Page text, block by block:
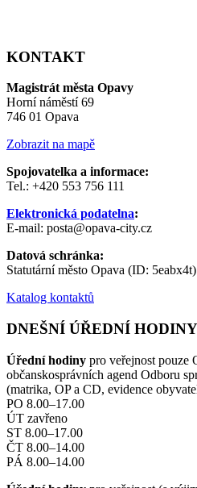
KONTAKT
Magistrát města Opavy
Horní náměstí 69
746 01 Opava
Zobrazit na mapě
Spojovatelka a informace:
Tel.: +420 553 756 111
Elektronická podatelna:
E-mail: posta@opava-city.cz
Datová schránka:
Statutární město Opava (ID: 5eabx4t)
Katalog kontaktů
DNEŠNÍ ÚŘEDNÍ HODINY
Úřední hodiny pro veřejnost pouze
občanskosprávních agend Odboru
(matrika, OP a CD, evidence
PO 8.00–17.00
ÚT zavřeno
ST 8.00–17.00
ČT 8.00–14.00
PÁ 8.00–14.00